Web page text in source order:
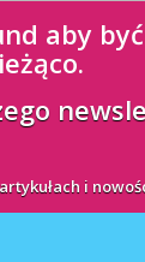
aby
i